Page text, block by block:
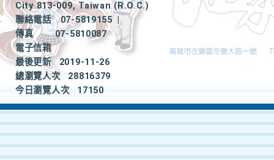
City 813-009, Taiwan (R.O.C.)
聯絡電話
07-5819155
|
傳真
07-5810087
電子信箱
最後更新
2019-11-26
總瀏覽人次
28816379
今日瀏覽人次
17150